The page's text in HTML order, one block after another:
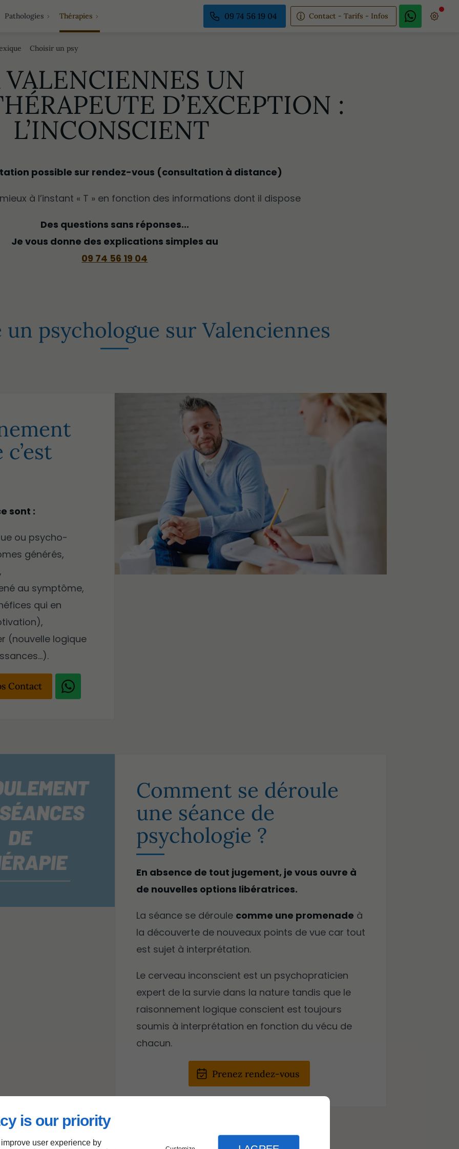
is our priority
user experience by
Pathologies
Grignotages
Diététique
Alimentation fonctionnelle
Infertilité - Stérilité
Thérapie de couple et familiale
Thérapies
Choisir un psy
09 74 56 19 04 Contact - Tarifs - Infos
VALENCIENNES UN
D’EXCEPTION :
L’INCONSCIENT
possible sur rendez-vous (consultation à distance)
à l’instant « T » en fonction des informations dont il dispose
Des questions sans réponses...
Je vous donne des explications simples au
09 74 56 19 04
un psychologue sur Valenciennes
sont :
ou psycho-
générés,
au symptôme,
qui en
(nouvelle logique
Contact
Comment se déroule
une séance de
psychologie ?
En absence de tout jugement, je vous ouvre à
de nouvelles options libératrices.
La séance se déroule comme une promenade à
la découverte de nouveaux points de vue car tout
est sujet à interprétation.
Le cerveau inconscient est un psychopraticien
expert de la survie dans la nature tandis que le
raisonnement logique conscient est toujours
soumis à interprétation en fonction du vécu de
chacun.
Prenez rendez-vous